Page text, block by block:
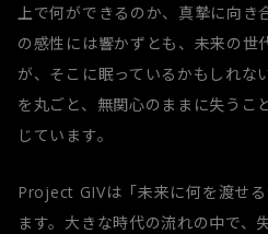
上で何ができるのか、真摯に向き
の感性には響かずとも、未来の世
が、そこに眠っているかもしれな
を丸ごと、無関心のままに失うこ
じています。
Project GIVは「未来に何を渡せ
ます。大きな時代の流れの中で、